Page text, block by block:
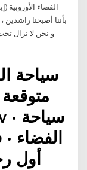
الفضاء الأوروبية
بأننا أصبحنا
و نحن لا نزال
سياحة
الفضاء
أول